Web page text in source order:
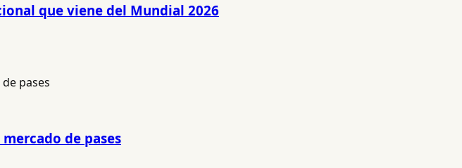
que viene del Mundial 2026
de pases